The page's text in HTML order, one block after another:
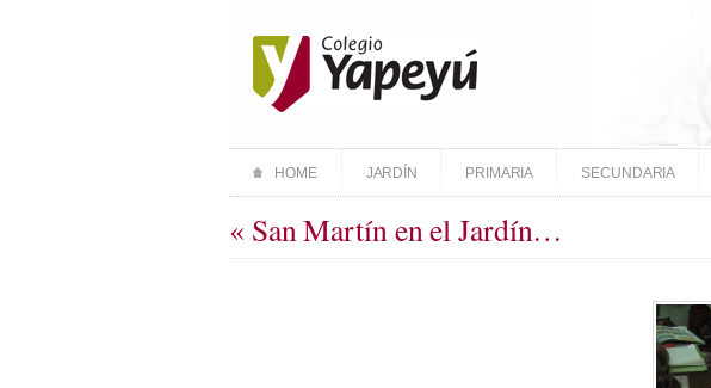
HOME JARDÍN PRIMARIA SECUNDARIA
« San Martín en el Jardín…